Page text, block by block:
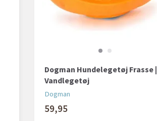
Dogman Hundelegetøj Frasse |
Vandlegetøj
Dogman
59,95